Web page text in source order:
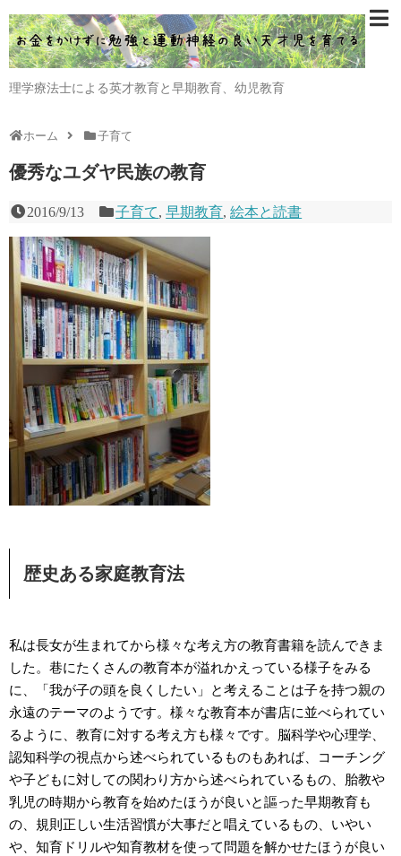
理学療法士による英才教育と早期教育、幼児教育
ホーム 子育て
優秀なユダヤ民族の教育
2016/9/13 子育て,早期教育,絵本と読書
歴史ある家庭教育法
私は長女が生まれてから様々な考え方の教育書籍を読んできま
した。巷にたくさんの教育本が溢れかえっている様子をみる
に、「我が子の頭を良くしたい」と考えることは子を持つ親の
永遠のテーマのようです。様々な教育本が書店に並べられてい
るように、教育に対する考え方も様々です。脳科学や心理学、
認知科学の視点から述べられているものもあれば、コーチング
や子どもに対しての関わり方から述べられているもの、胎教や
乳児の時期から教育を始めたほうが良いと謳った早期教育も
の、規則正しい生活習慣が大事だと唱えているもの、いやい
や、知育ドリルや知育教材を使って問題を解かせたほうが良い